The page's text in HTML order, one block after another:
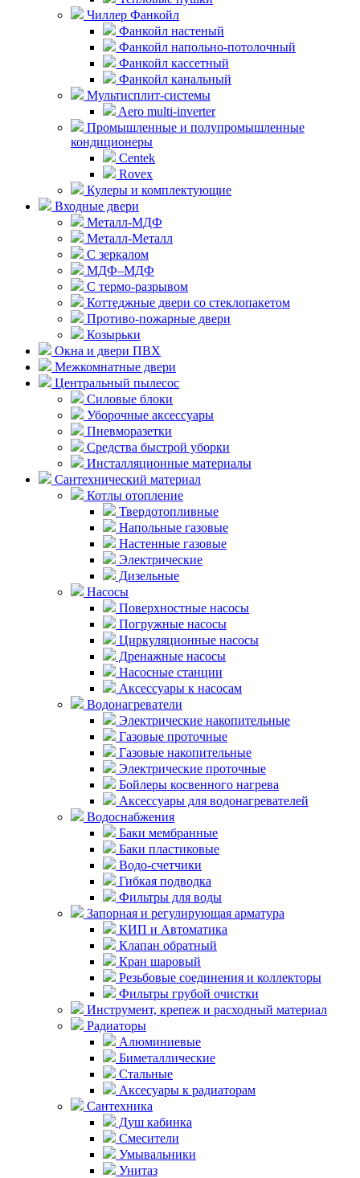
Чиллер Фанкойл
Фанкойл настеный
Фанкойл напольно-потолочный
Фанкойл кассетный
Фанкойл канальный
Мультисплит-системы
Aero multi-inverter
Промышленные и полупромышленные
кондиционеры
Centek
Rovex
Кулеры и комплектующие
Входные двери
Металл-МДФ
Металл-Металл
С зеркалом
МДФ–МДФ
С термо-разрывом
Коттеджные двери со стеклопакетом
Противо-пожарные двери
Козырьки
Окна и двери ПВХ
Межкомнатные двери
Центральный пылесос
Силовые блоки
Уборочные аксессуары
Пневморазетки
Средства быстрой уборки
Инсталляционные материалы
Сантехнический материал
Котлы отопление
Твердотопливные
Напольные газовые
Настенные газовые
Электрические
Дизельные
Насосы
Поверхностные насосы
Погружные насосы
Циркуляционные насосы
Дренажные насосы
Насосные станции
Аксессуары к насосам
Водонагреватели
Электрические накопительные
Газовые проточные
Газовые накопительные
Электрические проточные
Бойлеры косвенного нагрева
Аксессуары для водонагревателей
Водоснабжения
Баки мембранные
Баки пластиковые
Водо-счетчики
Гибкая подводка
Фильтры для воды
Запорная и регулирующая арматура
КИП и Автоматика
Клапан обратный
Кран шаровый
Резьбовые соединения и коллекторы
Фильтры грубой очистки
Инструмент, крепеж и расходный материал
Радиаторы
Алюминиевые
Биметаллические
Стальные
Аксесуары к радиаторам
Сантехника
Душ кабинка
Смесители
Умывальники
Унитаз